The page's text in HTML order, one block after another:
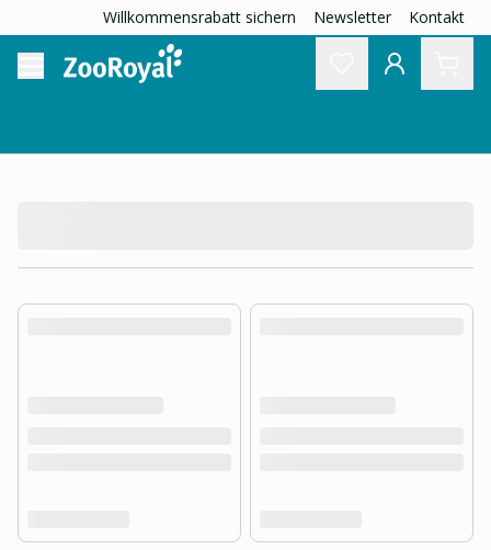
Willkommensrabatt sichern Newsletter Kontakt